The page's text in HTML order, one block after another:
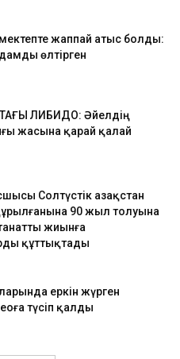
жаппай атыс болды:
өлтірген
ЛИБИДО: Әйелдің
жасына қарай қалай
Солтүстік Қазақстан
90 жыл толуына
жиынға
құттықтады
еркін жүрген
түсіп қалды